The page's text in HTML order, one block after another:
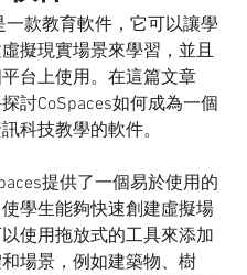
一款教育軟件，它可以讓學
擬現實場景來學習，並且
台上使用。在這篇文章
討CoSpaces如何成為一個
科技教學的軟件。
提供了一個易於使用的
學生能夠快速創建虛擬場
使用拖放式的工具來添加
場景，例如建築物、樹